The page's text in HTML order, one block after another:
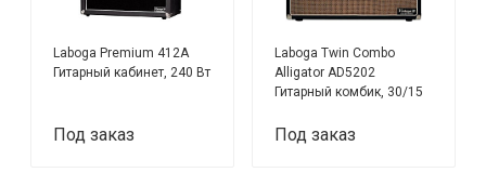
Laboga Premium 412A
Гитарный кабинет, 240 Вт
Под заказ
Laboga Twin Combo
Alligator AD5202
Гитарный комбик, 30/15
Под заказ